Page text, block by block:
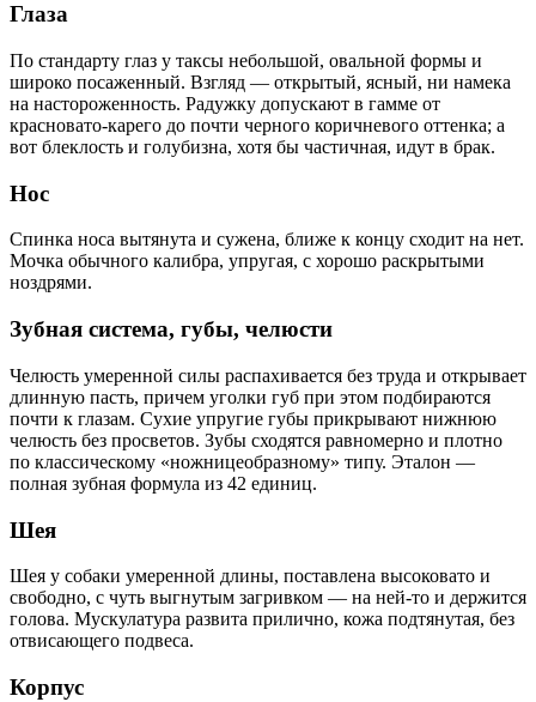
Глаза
По стандарту глаз у таксы небольшой, овальной формы и
широко посаженный. Взгляд — открытый, ясный, ни намека
на настороженность. Радужку допускают в гамме от
красновато-карего до почти черного коричневого оттенка; а
вот блеклость и голубизна, хотя бы частичная, идут в брак.
Нос
Спинка носа вытянута и сужена, ближе к концу сходит на нет.
Мочка обычного калибра, упругая, с хорошо раскрытыми
ноздрями.
Зубная система, губы, челюсти
Челюсть умеренной силы распахивается без труда и открывает
длинную пасть, причем уголки губ при этом подбираются
почти к глазам. Сухие упругие губы прикрывают нижнюю
челюсть без просветов. Зубы сходятся равномерно и плотно
по классическому «ножницеобразному» типу. Эталон —
полная зубная формула из 42 единиц.
Шея
Шея у собаки умеренной длины, поставлена высоковато и
свободно, с чуть выгнутым загривком — на ней-то и держится
голова. Мускулатура развита прилично, кожа подтянутая, без
отвисающего подвеса.
Корпус